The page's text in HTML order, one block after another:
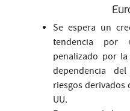
Se espera un
tendencia por
penalizado por
dependencia
riesgos derivados
UU.